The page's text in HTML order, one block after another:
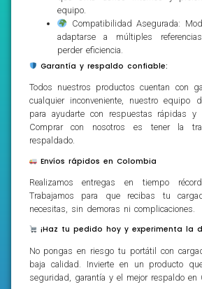
equipo.
Compatibilidad Asegurada:
adaptarse a múltiples
perder eficiencia.
Garantía y respaldo confiable:
Todos nuestros productos cuentan con
cualquier inconveniente, nuestro equipo
para ayudarte con respuestas rápidas y
Comprar con nosotros es tener la
respaldado.
Envíos rápidos en Colombia
Realizamos entregas en tiempo
Trabajamos para que recibas tu
necesitas, sin demoras ni complicaciones.
¡Haz tu pedido hoy y experimenta la
No pongas en riesgo tu portátil con
baja calidad. Invierte en un producto
seguridad, garantía y el mejor respaldo en